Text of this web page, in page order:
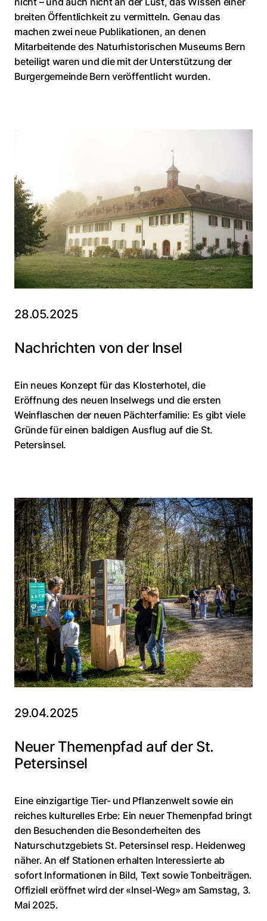
breiten Öffentlichkeit zu vermitteln. Genau das
machen zwei neue Publikationen, an denen
Mitarbeitende des Naturhistorischen Museums Bern
beteiligt waren und die mit der Unterstützung der
Burgergemeinde Bern veröffentlicht wurden.
28.05.2025
Nachrichten von der Insel
Ein neues Konzept für das Klosterhotel, die
Eröffnung des neuen Inselwegs und die ersten
Weinflaschen der neuen Pächterfamilie: Es gibt viele
Gründe für einen baldigen Ausflug auf die St.
Petersinsel.
29.04.2025
Neuer Themenpfad auf der St.
Petersinsel
Eine einzigartige Tier- und Pflanzenwelt sowie ein
reiches kulturelles Erbe: Ein neuer Themenpfad bringt
den Besuchenden die Besonderheiten des
Naturschutzgebiets St. Petersinsel resp. Heidenweg
näher. An elf Stationen erhalten Interessierte ab
sofort Informationen in Bild, Text sowie Tonbeiträgen.
Offiziell eröffnet wird der «Insel-Weg» am Samstag, 3.
Mai 2025.